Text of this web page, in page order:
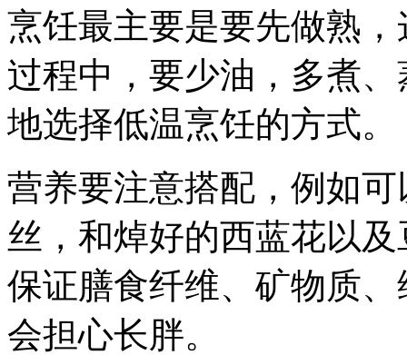
烹饪最主要是要先做熟
过程中，要少油，多煮
地选择低温烹饪的方式。
营养要注意搭配，例如
丝，和焯好的西蓝花以
保证膳食纤维、矿物质
会担心长胖。